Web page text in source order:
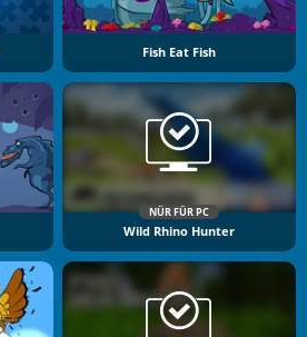
Fish Eat Fish
NÜR FÜR PC
Wild Rhino Hunter